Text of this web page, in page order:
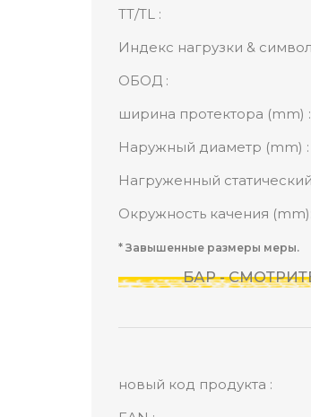
TT/TL :
Индекс нагрузки &
ОБОД :
ширина протектора (mm) :
Наружный диаметр (mm) :
Нагруженный
Окружность качения (mm):
* Завышенные размеры меры.
БАР -
новый код продукта :